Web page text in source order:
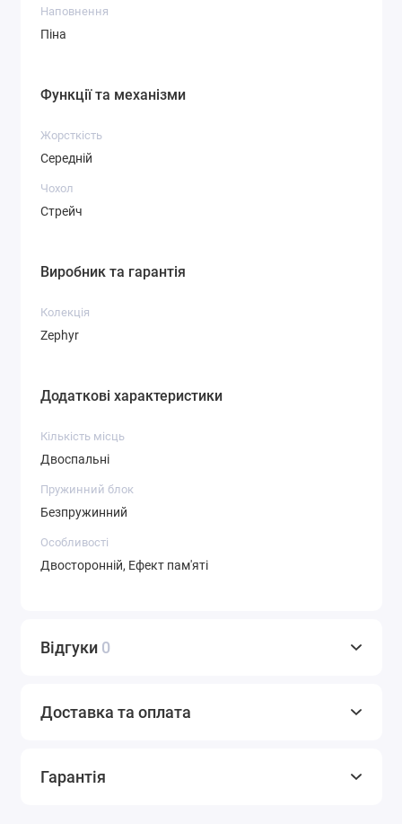
Наповнення
Піна
Функції та механізми
Жорсткість
Середній
Чохол
Стрейч
Виробник та гарантія
Колекція
Zephyr
Додаткові характеристики
Кількість місць
Двоспальні
Пружинний блок
Безпружинний
Особливості
Двосторонній, Ефект пам'яті
Відгуки 0
Доставка та оплата
Гарантія